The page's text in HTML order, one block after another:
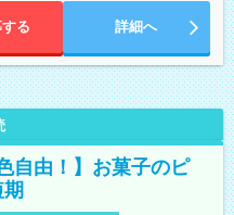
る 詳細へ
自由！】お菓子のピ